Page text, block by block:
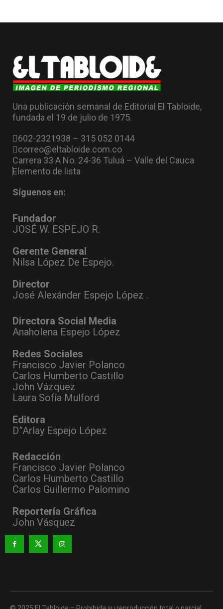
Una publicación semanal de Editorial El Tabloide,
fundada el 19 de julio de 1975.
602-2321938 – 315 052 0144
correo@eltabloide.com.co
Carrera 33 A No. 24-36 Tuluá – Valle del Cauca
Elemento de lista
Síguenos en:
Fundador
JOSÉ W. ESPEJO R.
Gerente General
Nilsa López De Espejo.
Director
José Alexánder Espejo López .
Directora Social Media
Anaholena Espejo López
Redes Sociales
Francisco Javier Polanco
Carlos Humberto Castillo
John Vázquez
Laura Sofía Mulford
Editora
D”Arlay Espejo López
Redacción
Francisco Javier Polanco
Carlos Humberto Castillo
Carlos Guillermo Palomino
Reportería Gráfica
John Vásquez